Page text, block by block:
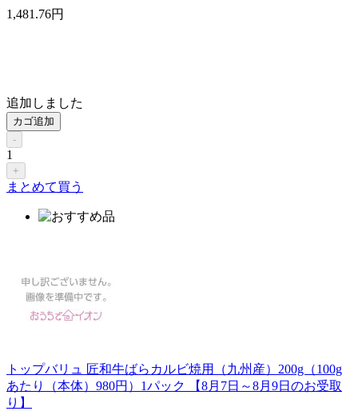
1,481 .76円
追加しました
カゴ追加
-
1
+
まとめて買う
トップバリュ 匠和牛ばらカルビ焼用（九州産）200g（100g
あたり（本体）980円）1パック 【8月7日～8月9日のお受取
り】